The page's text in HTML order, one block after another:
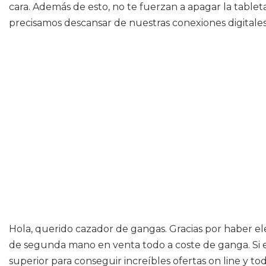
cara. Además de esto, no te fuerzan a apagar la
precisamos descansar de nuestras conexiones
Hola, querido cazador de gangas. Gracias por haber
de segunda mano en venta todo a coste de ganga.
superior para conseguir increíbles ofertas on line y